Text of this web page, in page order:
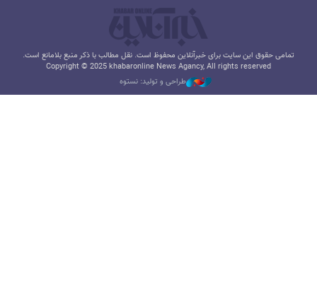
تمامی حقوق این سایت برای خبرآنلاین محفوظ است. نقل مطالب با ذکر منبع بلامانع است.
Copyright © 2025 khabaronline News Agancy, All rights reserved
طراحی و تولید: نستوه